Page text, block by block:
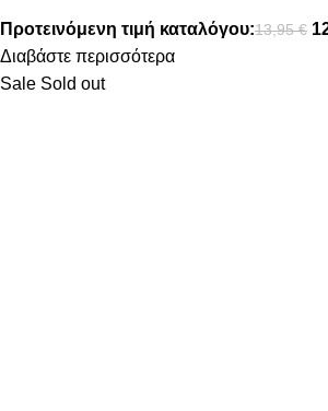
Προτεινόμενη τιμή καταλόγου:13,95€
Διαβάστε περισσότερα
Sale Sold out